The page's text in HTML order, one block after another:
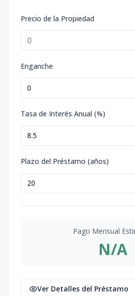
Precio de la Propiedad
Enganche
Tasa de Interés Anual (%)
Plazo del Préstamo (años)
Pago Mensual
N/A
Ver Detalles del Préstamo